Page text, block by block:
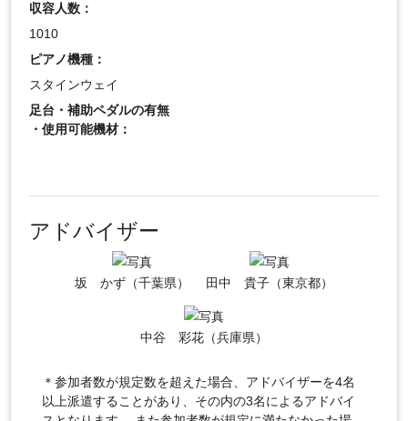
収容人数：
1010
ピアノ機種：
スタインウェイ
足台・補助ペダルの有無
・使用可能機材：
アドバイザー
坂 かず（千葉県） 田中 貴子（東京都）
中谷 彩花（兵庫県）
＊参加者数が規定数を超えた場合、アドバイザーを4名
以上派遣することがあり、その内の3名によるアドバイ